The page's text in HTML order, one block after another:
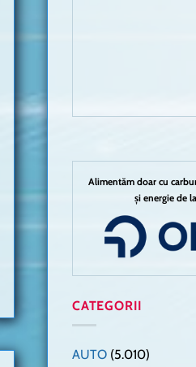
Alimentăm doar cu
și energie de
CATEGORII
AUTO (5.010)